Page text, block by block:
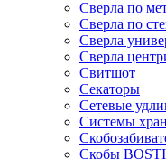
Сверла по
Сверла по
Сверла
Сверла
Свитшот
Секаторы
Сетевые
Системы
Скобы